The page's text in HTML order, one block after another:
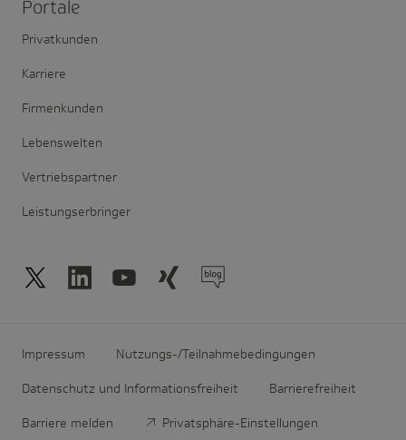
Portale
Privatkunden
Karriere
Firmenkunden
Lebenswelten
Vertriebspartner
Leistungserbringer
Impressum Nutzungs-/Teilnahmebedingungen
Datenschutz und Informationsfreiheit Barrierefreiheit
Barriere melden Privatsphäre-Einstellungen